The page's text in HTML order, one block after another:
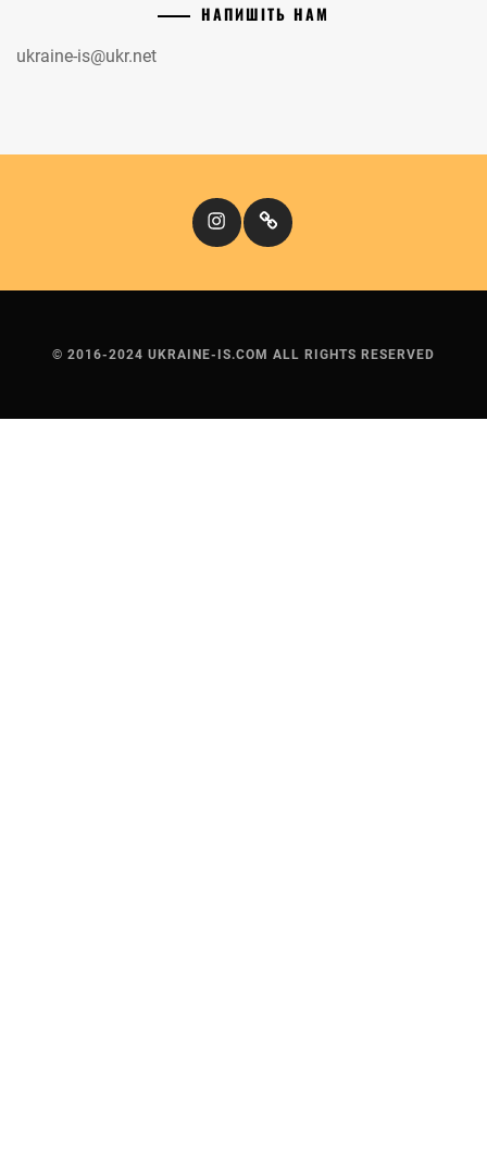
НАПИШІТЬ НАМ
ukraine-is@ukr.net
InstagramКіномандри
© 2016-2024 UKRAINE-IS.COM ALL RIGHTS RESERVED